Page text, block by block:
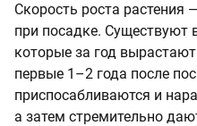
Скорость роста
при посадке. Существуют
которые за год
первые 1–2 года после
приспосабливаются и
а затем стремительно